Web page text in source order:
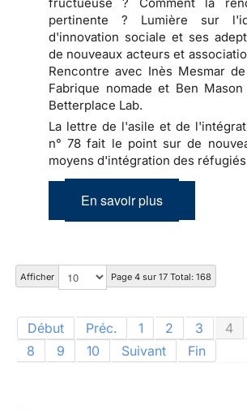
pertinente ? Lumière sur
d'innovation sociale et ses
de nouveaux acteurs et
Rencontre avec Inès Mesmar
Fabrique nomade et Ben Mason
Betterplace Lab.
La lettre de l'asile et de
n° 78 fait le point sur de
moyens d'intégration des
En savoir plus
Afficher Page 4 sur 17 Total: 168
Début Préc. 1 2 3 4
8
9 10 Suivant Fin